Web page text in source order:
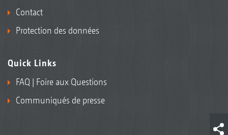
Contact
Protection des données
Quick Links
FAQ | Foire aux Questions
Communiqués de presse